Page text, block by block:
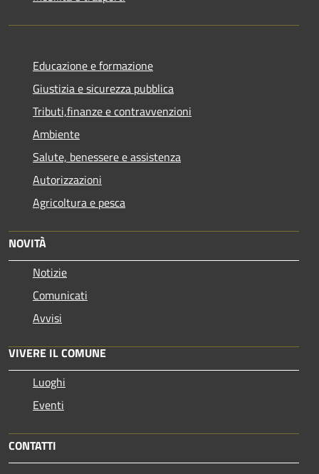
Educazione e formazione
Giustizia e sicurezza pubblica
Tributi,finanze e contravvenzioni
Ambiente
Salute, benessere e assistenza
Autorizzazioni
Agricoltura e pesca
NOVITÀ
Notizie
Comunicati
Avvisi
VIVERE IL COMUNE
Luoghi
Eventi
CONTATTI